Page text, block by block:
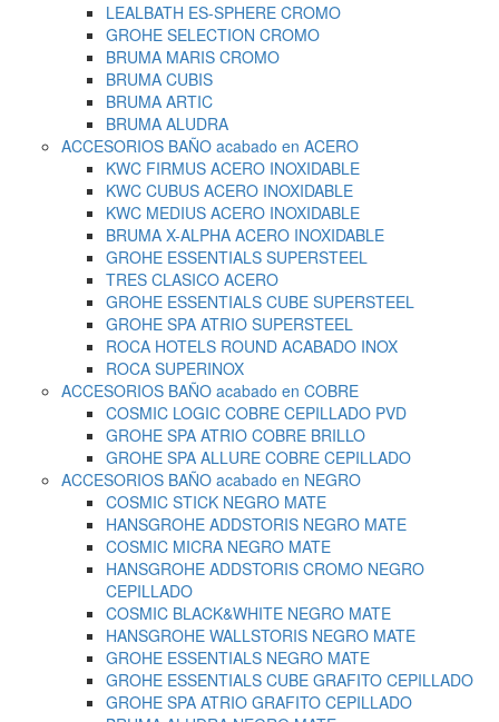
LEALBATH ES-SPHERE CROMO
GROHE SELECTION CROMO
BRUMA MARIS CROMO
BRUMA CUBIS
BRUMA ARTIC
BRUMA ALUDRA
ACCESORIOS BAÑO acabado en ACERO
KWC FIRMUS ACERO INOXIDABLE
KWC CUBUS ACERO INOXIDABLE
KWC MEDIUS ACERO INOXIDABLE
BRUMA X-ALPHA ACERO INOXIDABLE
GROHE ESSENTIALS SUPERSTEEL
TRES CLASICO ACERO
GROHE ESSENTIALS CUBE SUPERSTEEL
GROHE SPA ATRIO SUPERSTEEL
ROCA HOTELS ROUND ACABADO INOX
ROCA SUPERINOX
ACCESORIOS BAÑO acabado en COBRE
COSMIC LOGIC COBRE CEPILLADO PVD
GROHE SPA ATRIO COBRE BRILLO
GROHE SPA ALLURE COBRE CEPILLADO
ACCESORIOS BAÑO acabado en NEGRO
COSMIC STICK NEGRO MATE
HANSGROHE ADDSTORIS NEGRO MATE
COSMIC MICRA NEGRO MATE
HANSGROHE ADDSTORIS CROMO NEGRO
CEPILLADO
COSMIC BLACK&WHITE NEGRO MATE
HANSGROHE WALLSTORIS NEGRO MATE
GROHE ESSENTIALS NEGRO MATE
GROHE ESSENTIALS CUBE GRAFITO CEPILLADO
GROHE SPA ATRIO GRAFITO CEPILLADO